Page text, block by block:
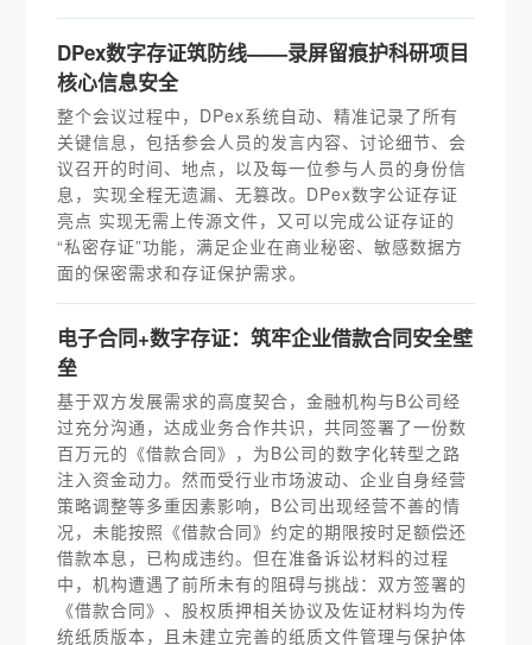
DPex数字存证筑防线——录屏留痕护科研项目
核心信息安全
整个会议过程中，DPex系统自动、精准记录了所有
关键信息，包括参会人员的发言内容、讨论细节、会
议召开的时间、地点，以及每一位参与人员的身份信
息，实现全程无遗漏、无篡改。DPex数字公证存证
亮点 实现无需上传源文件，又可以完成公证存证的
“私密存证”功能，满足企业在商业秘密、敏感数据方
面的保密需求和存证保护需求。
电子合同+数字存证：筑牢企业借款合同安全壁
垒
基于双方发展需求的高度契合，金融机构与B公司经
过充分沟通，达成业务合作共识，共同签署了一份数
百万元的《借款合同》，为B公司的数字化转型之路
注入资金动力。然而受行业市场波动、企业自身经营
策略调整等多重因素影响，B公司出现经营不善的情
况，未能按照《借款合同》约定的期限按时足额偿还
借款本息，已构成违约。但在准备诉讼材料的过程
中，机构遭遇了前所未有的阻碍与挑战：双方签署的
《借款合同》、股权质押相关协议及佐证材料均为传
统纸质版本，且未建立完善的纸质文件管理与保护体